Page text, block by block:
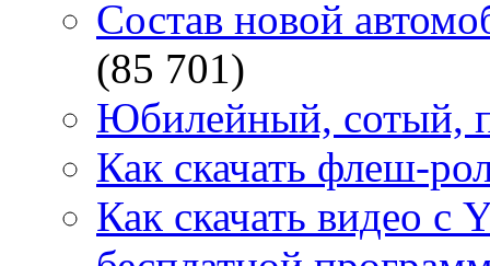
Состав новой
(85 701)
Юбилейный, сотый,
Как скачать флеш-
Как скачать видео с